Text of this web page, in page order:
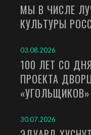
МЫ В ЧИСЛЕ
КУЛЬТУРЫ
03.08.2026
100 ЛЕТ СО
ПРОЕКТА
«УГОЛЬЩИКОВ»
30.07.2026